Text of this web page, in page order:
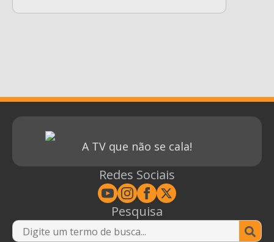
A TV que não se cala!
Redes Sociais
Pesquisa